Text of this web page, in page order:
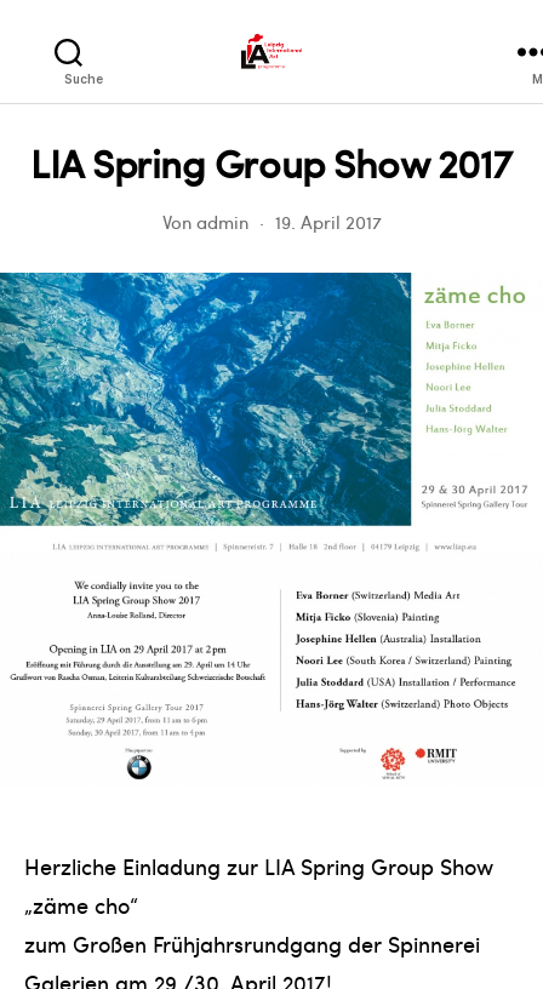
Suche
LIA Spring Group Show 2017
Von admin 19. April 2017
Herzliche Einladung zur LIA Spring Group Show
„zäme cho“
zum Großen Frühjahrsrundgang der Spinnerei
Galerien am 29./30. April 2017!